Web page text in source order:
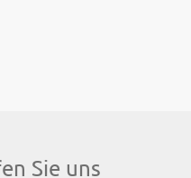
Sie uns